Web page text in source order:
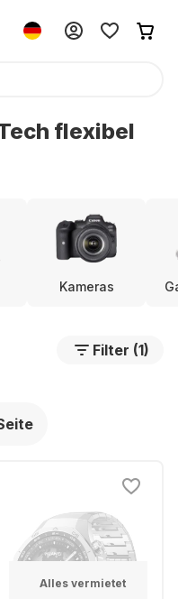
flexibel
Kameras
Filter (1)
Alles vermietet